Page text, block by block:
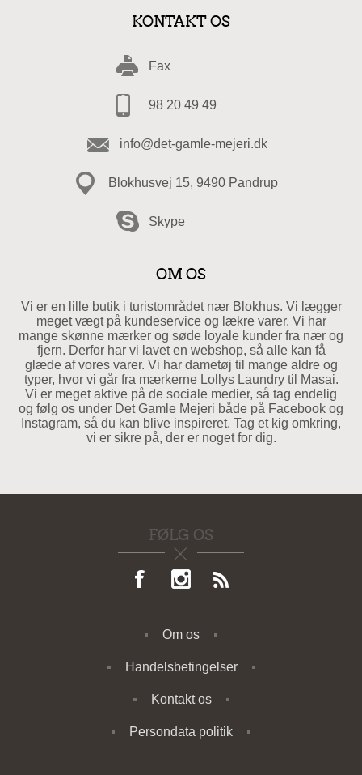
KONTAKT OS
Fax
98 20 49 49
info@det-gamle-mejeri.dk
Blokhusvej 15, 9490 Pandrup
Skype
OM OS
Vi er en lille butik i turistområdet nær Blokhus. Vi lægger
meget vægt på kundeservice og lækre varer. Vi har
mange skønne mærker og søde loyale kunder fra nær og
fjern. Derfor har vi lavet en webshop, så alle kan få
glæde af vores varer. Vi har dametøj til mange aldre og
typer, hvor vi går fra mærkerne Lollys Laundry til Masai.
Vi er meget aktive på de sociale medier, så tag endelig
og følg os under Det Gamle Mejeri både på Facebook og
Instagram, så du kan blive inspireret. Tag et kig omkring,
vi er sikre på, der er noget for dig.
FØLG OS
Om os
Handelsbetingelser
Kontakt os
Persondata politik